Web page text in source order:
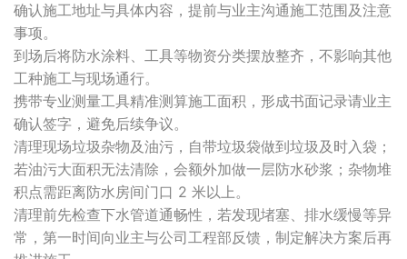
确认施工地址与具体内容，提前与业主沟通施工范围及注意
事项。
到场后将防水涂料、工具等物资分类摆放整齐，不影响其他
工种施工与现场通行。
携带专业测量工具精准测算施工面积，形成书面记录请业主
确认签字，避免后续争议。
清理现场垃圾杂物及油污，自带垃圾袋做到垃圾及时入袋；
若油污大面积无法清除，会额外加做一层防水砂浆；杂物堆
积点需距离防水房间门口 2 米以上。
清理前先检查下水管道通畅性，若发现堵塞、排水缓慢等异
常，第一时间向业主与公司工程部反馈，制定解决方案后再